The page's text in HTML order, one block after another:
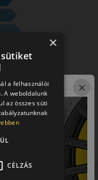
tájékoztató
korábbi EU-s címkével
×
sütiket
a felhasználói
A weboldalunk
az összes süti
CÉLZÁS